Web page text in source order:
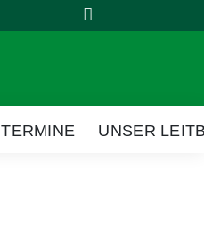
Suche
TERMINE UNSER